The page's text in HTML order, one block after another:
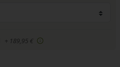
+ 189,95 €